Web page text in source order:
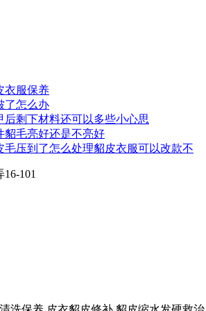
衣服保养
了怎么办
后剩下材料还可以多些小心思
貂毛亮好还是不亮好
毛压到了怎么处理貂皮衣服可以改款不
101